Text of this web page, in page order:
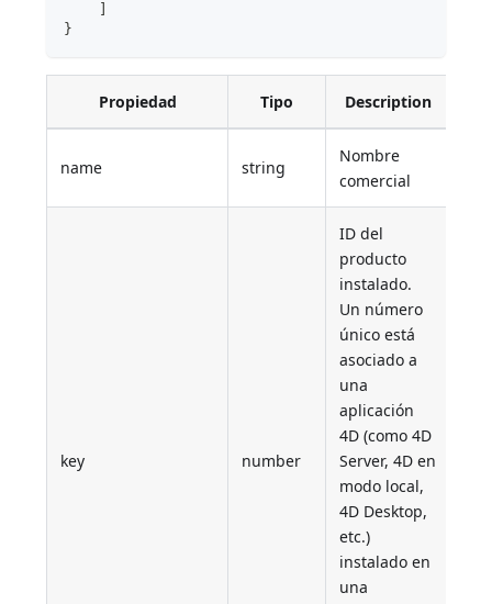
}
Propiedad Tipo Description
name string
Nombre
comercial
key number
ID del
producto
instalado.
Un número
único está
asociado a
una
aplicación
4D (como 4D
Server, 4D en
modo local,
4D Desktop,
etc.)
instalado en
una